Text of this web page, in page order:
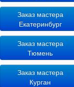
Заказ мастера
Екатеринбург
Заказ мастера
Тюмень
Заказ мастера
Курган